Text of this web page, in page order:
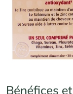
Bénéfices